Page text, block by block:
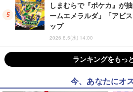
しまむらで『ポケカ』が
ームエメラルダ」「アビ
ップ
2026.8.5(水) 14:00
ランキングをもっ
今、あなたにオ